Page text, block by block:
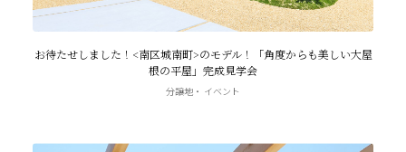
お待たせしました！<南区城南町>のモデル！「角度からも美しい大屋
根の平屋」完成見学会
分譲地 イベント